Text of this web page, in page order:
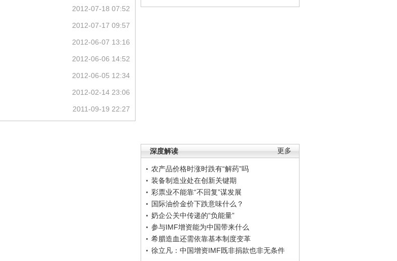
更多
深度解读
农产品价格时涨时跌有“解药”吗
装备制造业处在创新关键期
彩票业不能靠“不回复”谋发展
国际油价金价下跌意味什么？
奶企公关中传递的“负能量”
参与IMF增资能为中国带来什么
希腊造血还需依靠基本制度变革
徐立凡：中国增资IMF既非捐款也非无条件
2012-07-18 07:52
2012-07-17 09:57
2012-06-07 13:16
2012-06-06 14:52
2012-06-05 12:34
2012-02-14 23:06
2011-09-19 22:27